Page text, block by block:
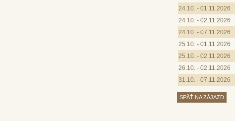
24.10. - 01.11.2026
24.10. - 02.11.2026
24.10. - 07.11.2026
25.10. - 01.11.2026
25.10. - 02.11.2026
26.10. - 02.11.2026
31.10. - 07.11.2026
SPÄŤ NA ZÁJAZD